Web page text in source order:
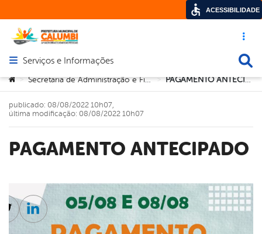
Acesso
Abrir menu principal de navegação
Serviços e Informações
Você está aqui:
> Secretaria de Administração e Finanças > PAGAMENTO ANTECIPADO
PAGAMENTO ANTECIPADO
publicado: 08/08/2022 10h07,
última modificação: 08/08/2022 10h07
Twitter
Linkedin
ACESSIBILIDADE